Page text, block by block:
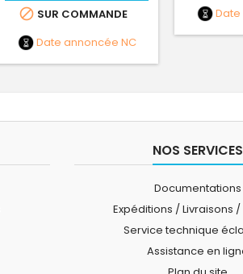
 SUR COMMANDE
Date annoncée NC
NOS SERVICES
Documentations
Expéditions / Livraisons
Service technique
Assistance en